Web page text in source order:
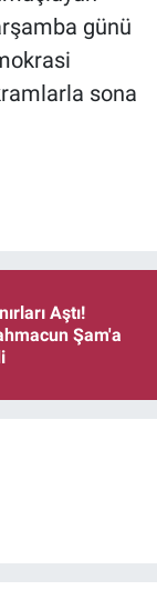
günü
sona
Aştı!
Şam'a